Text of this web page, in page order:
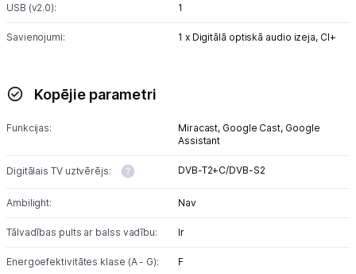
USB (v2.0): 1
Savienojumi: 1 x Digitālā optiskā audio izeja, CI+
Kopējie parametri
Funkcijas: Miracast, Google Cast, Google
Assistant
Digitālais TV uztvērējs: DVB-T2+C/DVB-S2
Ambilight: Nav
Tālvadības pults ar balss vadību: Ir
Energoefektivitātes klase (A - G): F